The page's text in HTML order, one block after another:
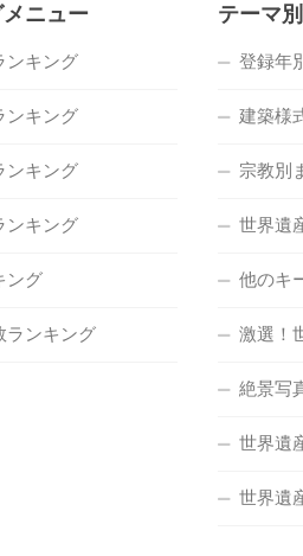
ニュー
ンキング
ンキング
ンキング
ンキング
ング
ランキング
テーマ
登録年
建築様
宗教別
世界遺
他のキ
激選！
絶景写
世界遺
世界遺